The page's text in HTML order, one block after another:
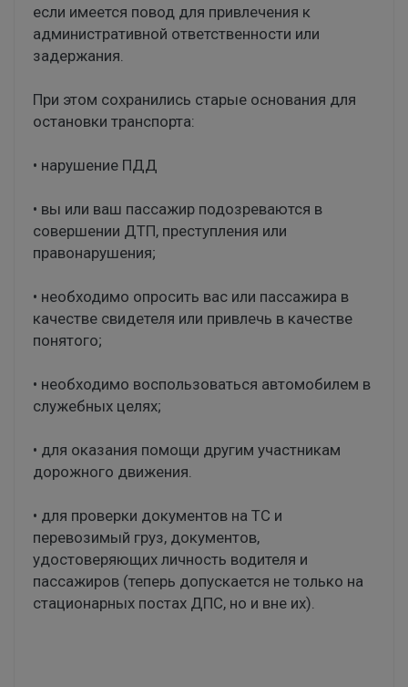
если имеется повод для привлечения к
административной ответственности или
задержания.
При этом сохранились старые основания для
остановки транспорта:
• нарушение ПДД
• вы или ваш пассажир подозреваются в
совершении ДТП, преступления или
правонарушения;
• необходимо опросить вас или пассажира в
качестве свидетеля или привлечь в качестве
понятого;
• необходимо воспользоваться автомобилем в
служебных целях;
• для оказания помощи другим участникам
дорожного движения.
• для проверки документов на ТС и
перевозимый груз, документов,
удостоверяющих личность водителя и
пассажиров (теперь допускается не только на
стационарных постах ДПС, но и вне их).